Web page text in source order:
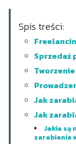
Spis treści:
Sprzedaż
Jak
Jak
Jakie są
zarabiania